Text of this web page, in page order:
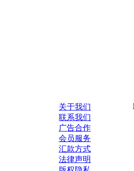
关于我们
联系我们
广告合作
会员服务
汇款方式
法律声明